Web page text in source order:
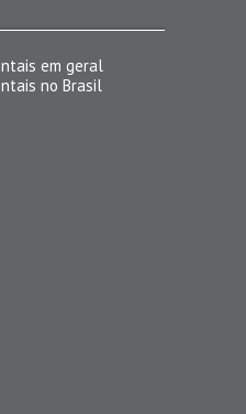
em geral
no Brasil